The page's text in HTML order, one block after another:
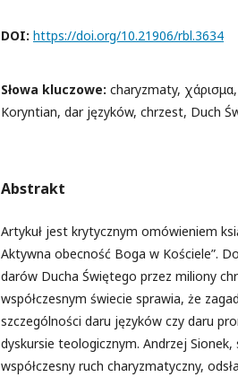
DOI: https://doi.org/10.21906/rbl.3634
Słowa kluczowe: charyzmaty,
Koryntian, dar języków, chrzest, Duch
Abstrakt
Artykuł jest krytycznym omówieniem
Aktywna obecność Boga w Kościele”.
darów Ducha Świętego przez miliony
współczesnym świecie sprawia, że
szczególności daru języków czy daru
dyskursie teologicznym. Andrzej
współczesny ruch charyzmatyczny,